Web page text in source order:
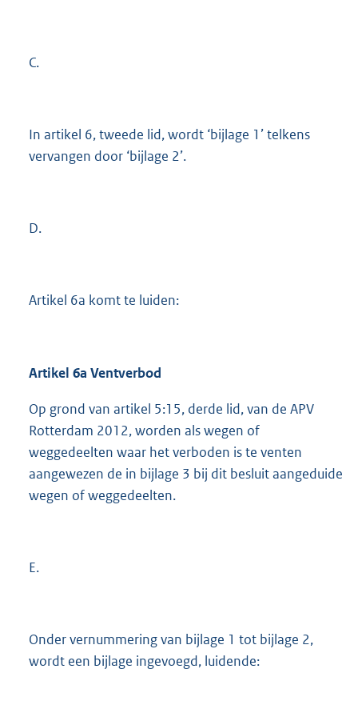
C.
In artikel 6, tweede lid, wordt ‘bijlage 1’ telkens
vervangen door ‘bijlage 2’.
D.
Artikel 6a komt te luiden:
Artikel 6a Ventverbod
Op grond van artikel 5:15, derde lid, van de APV
Rotterdam 2012, worden als wegen of
weggedeelten waar het verboden is te venten
aangewezen de in bijlage 3 bij dit besluit aangeduide
wegen of weggedeelten.
E.
Onder vernummering van bijlage 1 tot bijlage 2,
wordt een bijlage ingevoegd, luidende: